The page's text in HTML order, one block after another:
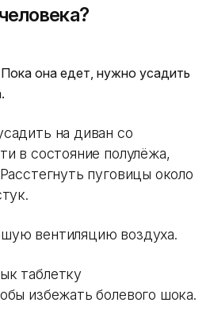
Пока она едет, нужно усадить
на диван со
в состояние полулёжа,
пуговицы около
вентиляцию воздуха.
таблетку
избежать болевого шока.